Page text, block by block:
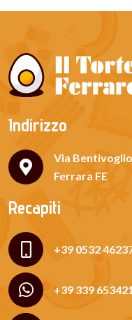
Indirizzo
Via
Ferrara FE
Recapiti
+39 0532
+39 339